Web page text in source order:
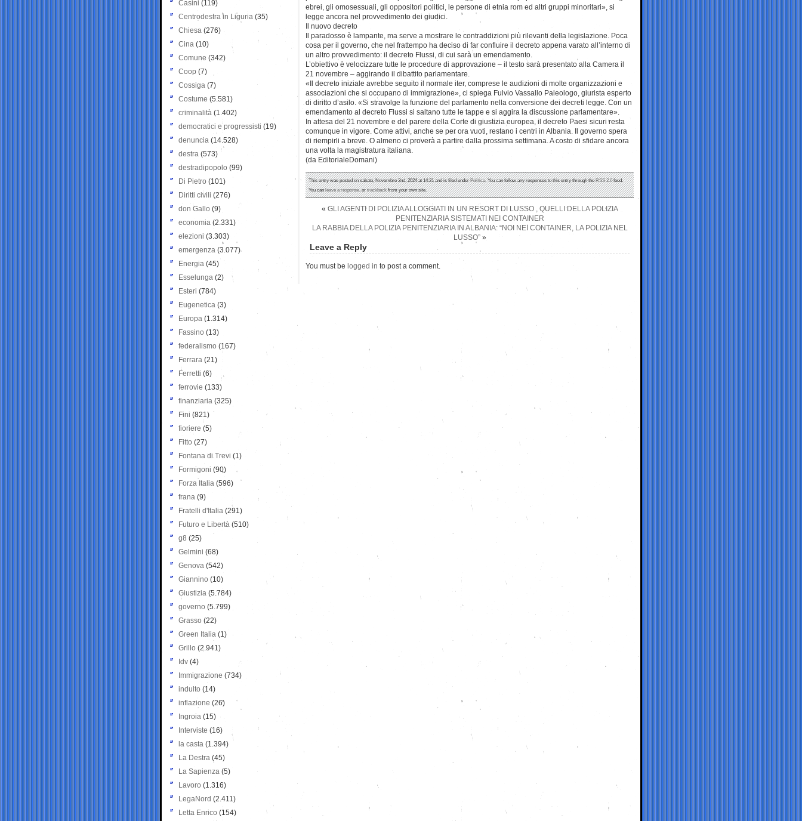
ebrei, gli omosessuali, gli oppositori politici, le persone di etnia rom ed altri gruppi minoritari», si
legge ancora nel provvedimento dei giudici.
Il nuovo decreto
Il paradosso è lampante, ma serve a mostrare le contraddizioni più rilevanti della legislazione. Poca
cosa per il governo, che nel frattempo ha deciso di far confluire il decreto appena varato all’interno di
un altro provvedimento: il decreto Flussi, di cui sarà un emendamento.
L’obiettivo è velocizzare tutte le procedure di approvazione – il testo sarà presentato alla Camera il
21 novembre – aggirando il dibattito parlamentare.
«Il decreto iniziale avrebbe seguito il normale iter, comprese le audizioni di molte organizzazioni e
associazioni che si occupano di immigrazione», ci spiega Fulvio Vassallo Paleologo, giurista esperto
di diritto d’asilo. «Si stravolge la funzione del parlamento nella conversione dei decreti legge. Con un
emendamento al decreto Flussi si saltano tutte le tappe e si aggira la discussione parlamentare».
In attesa del 21 novembre e del parere della Corte di giustizia europea, il decreto Paesi sicuri resta
comunque in vigore. Come attivi, anche se per ora vuoti, restano i centri in Albania. Il governo spera
di riempirli a breve. O almeno ci proverà a partire dalla prossima settimana. A costo di sfidare ancora
una volta la magistratura italiana.
(da EditorialeDomani)
This entry was posted on sabato, Novembre 2nd, 2024 at 14:21 and is filed underPolitica. You can follow any responses to this entry through theRSS 2.0feed.
You canleave a response, ortrackbackfrom your own site.
« GLI AGENTI DI POLIZIA ALLOGGIATI IN UN RESORT DI LUSSO , QUELLI DELLA POLIZIA
PENITENZIARIA SISTEMATI NEI CONTAINER
LA RABBIA DELLA POLIZIA PENITENZIARIA IN ALBANIA: “NOI NEI CONTAINER, LA POLIZIA NEL
LUSSO”»
Leave a Reply
You must be logged in to post a comment.
Casini (119)
Centrodestra in Liguria (35)
Chiesa (276)
Cina (10)
Comune (342)
Coop (7)
Cossiga (7)
Costume (5.581)
criminalità (1.402)
democratici e progressisti (19)
denuncia (14.528)
destra (573)
destradipopolo (99)
Di Pietro (101)
Diritti civili (276)
don Gallo (9)
economia (2.331)
elezioni (3.303)
emergenza (3.077)
Energia (45)
Esselunga (2)
Esteri (784)
Eugenetica (3)
Europa (1.314)
Fassino (13)
federalismo (167)
Ferrara (21)
Ferretti (6)
ferrovie (133)
finanziaria (325)
Fini (821)
fioriere (5)
Fitto (27)
Fontana di Trevi (1)
Formigoni (90)
Forza Italia (596)
frana (9)
Fratelli d'Italia (291)
Futuro e Libertà (510)
g8 (25)
Gelmini (68)
Genova (542)
Giannino (10)
Giustizia (5.784)
governo (5.799)
Grasso (22)
Green Italia (1)
Grillo (2.941)
Idv (4)
Immigrazione (734)
indulto (14)
inflazione (26)
Ingroia (15)
Interviste (16)
la casta (1.394)
La Destra (45)
La Sapienza (5)
Lavoro (1.316)
LegaNord (2.411)
Letta Enrico (154)